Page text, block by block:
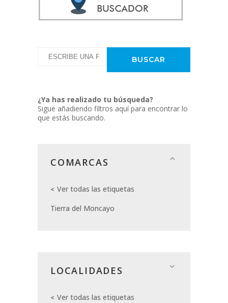
¿Ya has realizado tu búsqueda?
Sigue añadiendo filtros aquí para encontrar lo
que estás buscando.
COMARCAS
Ver todas las etiquetas
Tierra del Moncayo
LOCALIDADES
Ver todas las etiquetas